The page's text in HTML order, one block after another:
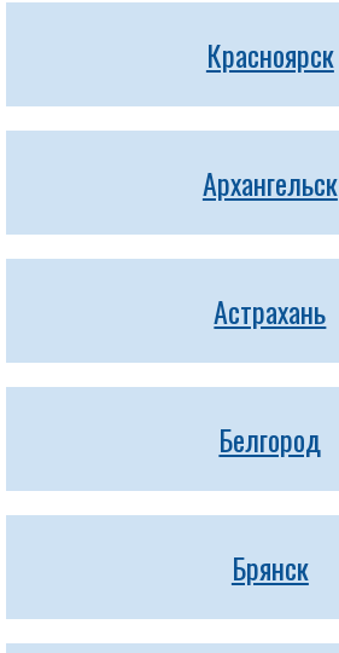
Красноярск
Архангельск
Астрахань
Белгород
Брянск